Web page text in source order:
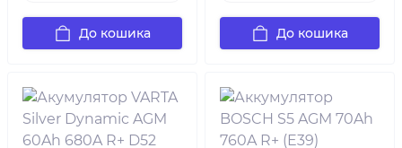
До кошика До кошика